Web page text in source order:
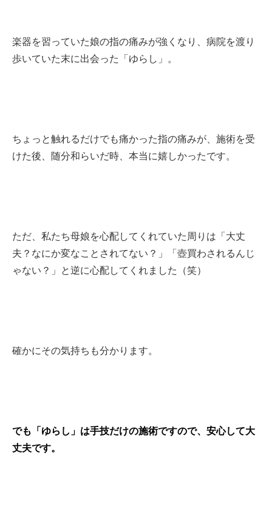
楽器を習っていた娘の指の痛みが強くなり、病院を渡り
歩いていた末に出会った「ゆらし」。
ちょっと触れるだけでも痛かった指の痛みが、施術を受
けた後、随分和らいだ時、本当に嬉しかったです。
ただ、私たち母娘を心配してくれていた周りは「大丈
夫？なにか変なことされてない？」「壺買わされるんじ
ゃない？」と逆に心配してくれました（笑）
確かにその気持ちも分かります。
でも「ゆらし」は手技だけの施術ですので、安心して大
丈夫です。